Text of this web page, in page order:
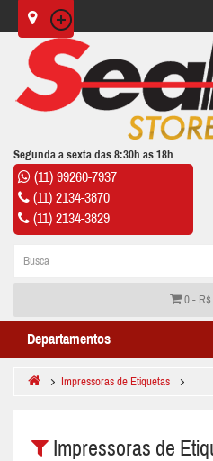
Segunda a sexta das 8:30h as 18h
(11) 99260-7937
(11) 2134-3870
(11) 2134-3829
0 -
Departamentos
Impressoras de Etiquetas
Impressoras de